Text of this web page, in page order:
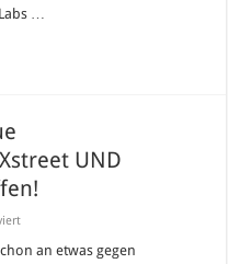
…
UND
für
Labsan etwas gegen